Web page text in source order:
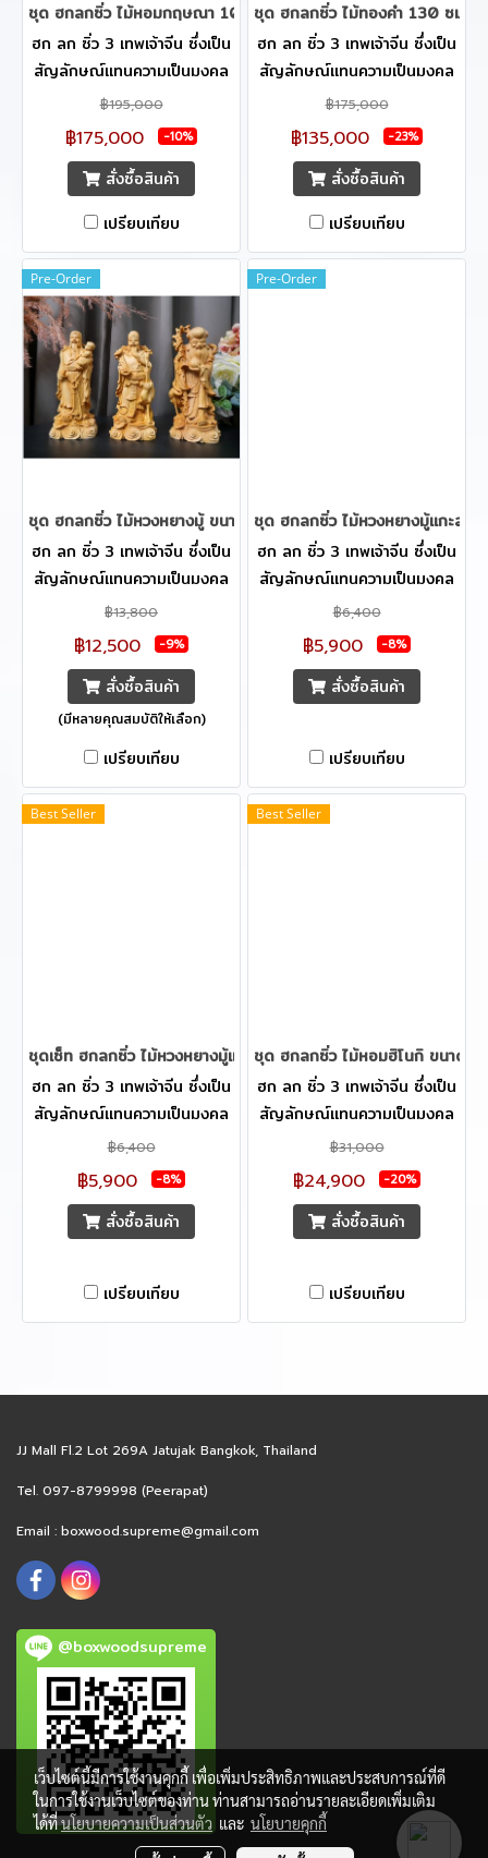
ชุด ฮกลกซิ่ว ไม้หอมกฤษณา 105 ซม.
ฮก ลก ซิ่ว 3 เทพเจ้าจีน ซึ่งเป็น
สัญลักษณ์แทนความเป็นมงคล
3 ประการของจีน ฮก หมายถึง
โชคลาภและความมั่งคั่ง ร่ำรวยมี
กินมีใช้ ลก หมายถึง อำนาจ
วาสนา สมปรารถนาพร้อมยศฐา
สุขภาพสมบูรณ์แข็งแรง อายุยืน
จึงนิยมให้ ฮก-ลก-ซิ่ว ให้เป็น
ของขวัญเปรียบเสมือนเป็นคำ
อวยพร จึงกลายเป็นวัตถุมงคลที่
มีความหมายลึกซึ้ง **ผลิตภัณฑ์
ร้าน Boxwood Supreme ได้
ทำหน้าที่ในการคัดสรรสินค้าที่มี
ความประณีตสูง ที่จะทำให้คุณ
ประทับใจอย่างแน่นอนครับ
฿195,000
฿175,000 -10%
สั่งซื้อสินค้า
เปรียบเทียบ
ชุด ฮกลกซิ่ว ไม้ทองคำ 130 ซม.
ฮก ลก ซิ่ว 3 เทพเจ้าจีน ซึ่งเป็น
สัญลักษณ์แทนความเป็นมงคล
3 ประการของจีน ฮก หมายถึง
โชคลาภและความมั่งคั่ง ร่ำรวยมี
กินมีใช้ ลก หมายถึง อำนาจ
วาสนา สมปรารถนาพร้อมยศฐา
สุขภาพสมบูรณ์แข็งแรง อายุยืน
จึงนิยมให้ ฮก-ลก-ซิ่ว ให้เป็น
ของขวัญเปรียบเสมือนเป็นคำ
฿175,000
฿135,000 -23%
สั่งซื้อสินค้า
เปรียบเทียบ
Pre-Order
ชุด ฮกลกซิ่ว ไม้หวงหยางมู้ ขนาด 17/20 cm.
ฮก ลก ซิ่ว 3 เทพเจ้าจีน ซึ่งเป็น
สัญลักษณ์แทนความเป็นมงคล
3 ประการของจีน ฮก หมายถึง
โชคลาภและความมั่งคั่ง ร่ำรวยมี
กินมีใช้ ลก หมายถึง อำนาจ
วาสนา สมปรารถนาพร้อมยศฐา
บรรดาศักดิ์ ซิ่ว หมายถึง
จึงนิยมให้ ฮก-ลก-ซิ่ว ให้เป็น
ของขวัญเปรียบเสมือนเป็นคำ
อวยพร จึงกลายเป็นวัตถุมงคลที่
฿13,800
฿12,500 -9%
สั่งซื้อสินค้า
(มีหลายคุณสมบัติให้เลือก)
เปรียบเทียบ
Pre-Order
ชุด ฮกลกซิ่ว ไม้หวงหยางมู้แกะสลั
ฮก ลก ซิ่ว 3 เทพเจ้าจีน ซึ่งเป็น
สัญลักษณ์แทนความเป็นมงคล
3 ประการของจีน ฮก หมายถึง
โชคลาภและความมั่งคั่ง ร่ำรวยมี
กินมีใช้ ลก หมายถึง อำนาจ
วาสนา สมปรารถนาพร้อมยศฐา
จึงนิยมให้ ฮก-ลก-ซิ่ว ให้เป็น
ของขวัญเปรียบเสมือนเป็นคำ
อวยพร จึงกลายเป็นวัตถุมงคลที่
฿6,400
฿5,900 -8%
สั่งซื้อสินค้า
เปรียบเทียบ
Best Seller
ชุดเซ็ท ฮกลกซิ่ว ไม้หวงหยางมู้แกะสลัก ขนาด 28 cm.
ฮก ลก ซิ่ว 3 เทพเจ้าจีน ซึ่งเป็น
สัญลักษณ์แทนความเป็นมงคล
3 ประการของจีน ฮก หมายถึง
โชคลาภและความมั่งคั่ง ร่ำรวยมี
กินมีใช้ ลก หมายถึง อำนาจ
วาสนา สมปรารถนาพร้อมยศฐา
จึงนิยมให้ ฮก-ลก-ซิ่ว ให้เป็น
ทำหน้าที่ในการคัดสรรสินค้าที่มี
ประทับใจอย่างแน่นอนครับ
฿6,400
฿5,900 -8%
สั่งซื้อสินค้า
เปรียบเทียบ
Best Seller
ชุด ฮกลกซิ่ว ไม้หอมฮิโนกิ ขนาด
ฮก ลก ซิ่ว 3 เทพเจ้าจีน ซึ่งเป็น
สัญลักษณ์แทนความเป็นมงคล
3 ประการของจีน ฮก หมายถึง
โชคลาภและความมั่งคั่ง ร่ำรวยมี
กินมีใช้ ลก หมายถึง อำนาจ
วาสนา สมปรารถนาพร้อมยศฐา
จึงนิยมให้ ฮก-ลก-ซิ่ว ให้เป็น
ทำหน้าที่ในการคัดสรรสินค้าที่มี
฿31,000
฿24,900 -20%
สั่งซื้อสินค้า
เปรียบเทียบ
JJ Mall Fl.2 Lot 269A Jatujak Bangkok, Thailand
Tel. 097-8799998 (Peerapat)
Email : boxwood.supreme@gmail.com
@boxwoodsupreme
เว็บไซต์นี้มีการใช้งานคุกกี้ เพื่อเพิ่มประสิทธิภาพและประสบการณ์ที่ดี
ในการใช้งานเว็บไซต์ของท่าน ท่านสามารถอ่านรายละเอียดเพิ่มเติม
ได้ที่นโยบายความเป็นส่วนตัว และ นโยบายคุกกี้